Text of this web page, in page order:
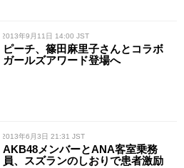
/ 2013年9月11日 14:00 JST
ピーチ、篠田麻里子さんとコラボ
ガールズアワード登場へ
/ 2013年6月3日 21:31 JST
AKB48メンバーとANA客室乗務
員、スズランのしおりで患者激励